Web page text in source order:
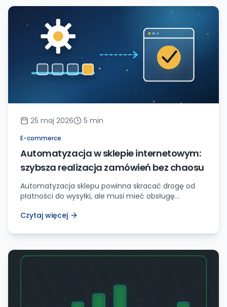
25 maj 2026 5 min
E-commerce
Automatyzacja w sklepie internetowym:
szybsza realizacja zamówień bez chaosu
Automatyzacja sklepu powinna skracać drogę od
płatności do wysyłki, ale musi mieć obsługę
Czytaj więcej